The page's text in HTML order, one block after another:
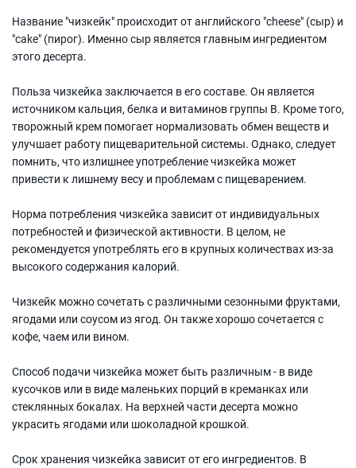
Название "чизкейк" происходит от английского "cheese" (сыр) и
"cake" (пирог). Именно сыр является главным ингредиентом
этого десерта.
Польза чизкейка заключается в его составе. Он является
источником кальция, белка и витаминов группы B. Кроме того,
творожный крем помогает нормализовать обмен веществ и
улучшает работу пищеварительной системы. Однако, следует
помнить, что излишнее употребление чизкейка может
привести к лишнему весу и проблемам с пищеварением.
Норма потребления чизкейка зависит от индивидуальных
потребностей и физической активности. В целом, не
рекомендуется употреблять его в крупных количествах из-за
высокого содержания калорий.
Чизкейк можно сочетать с различными сезонными фруктами,
ягодами или соусом из ягод. Он также хорошо сочетается с
кофе, чаем или вином.
Способ подачи чизкейка может быть различным - в виде
кусочков или в виде маленьких порций в креманках или
стеклянных бокалах. На верхней части десерта можно
украсить ягодами или шоколадной крошкой.
Срок хранения чизкейка зависит от его ингредиентов. В